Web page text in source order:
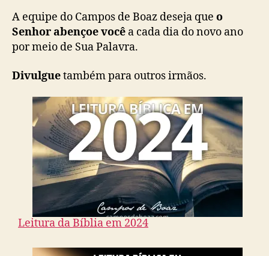
A equipe do Campos de Boaz deseja que o
Senhor abençoe você a cada dia do novo ano
por meio de Sua Palavra.
Divulguetambém para outros irmãos.
Leitura da Bíblia em 2024